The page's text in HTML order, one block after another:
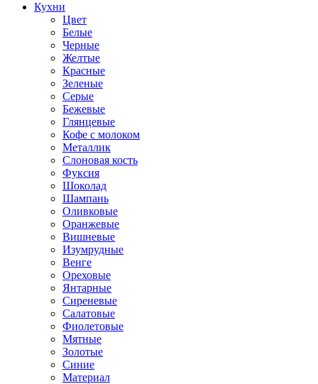
Кухни
Цвет
Белые
Черные
Желтые
Красные
Зеленые
Серые
Бежевые
Глянцевые
Кофе с молоком
Металлик
Слоновая кость
Фуксия
Шоколад
Шампань
Оливковые
Оранжевые
Вишневые
Изумрудные
Венге
Ореховые
Янтарные
Сиреневые
Салатовые
Фиолетовые
Мятные
Золотые
Синие
Материал